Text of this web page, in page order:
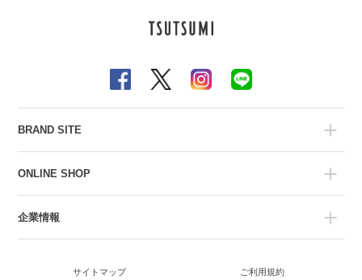
BRAND SITE
ONLINE SHOP
企業情報
サイトマップ ご利用規約